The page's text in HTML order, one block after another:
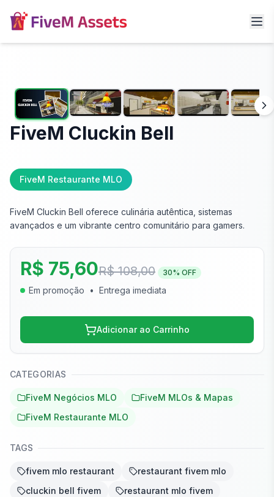
FiveM Cluckin Bell
FiveM Restaurante MLO
FiveM Cluckin Bell oferece culinária autêntica, sistemas
avançados e um vibrante centro comunitário para gamers.
R$ 75,60R$ 108,00 30% OFF
Em promoção • Entrega imediata
Adicionar ao Carrinho
CATEGORIAS
FiveM Negócios MLO
FiveM MLOs & Mapas
FiveM Restaurante MLO
TAGS
fivem mlo restaurant
restaurant fivem mlo
cluckin bell fivem
restaurant mlo fivem